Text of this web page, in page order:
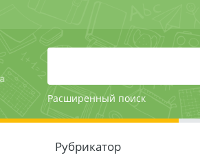
Расширенный поиск
Рубрикатор